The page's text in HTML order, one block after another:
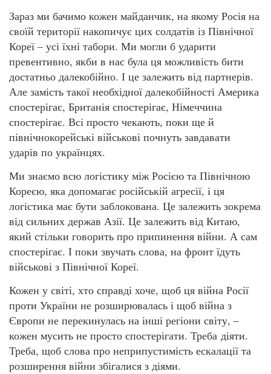
Зараз ми бачимо кожен майданчик, на якому Росія на
своїй території накопичує цих солдатів із Північної
Кореї – усі їхні табори. Ми могли б ударити
превентивно, якби в нас була ця можливість бити
достатньо далекобійно. І це залежить від партнерів.
Але замість такої необхідної далекобійності Америка
спостерігає, Британія спостерігає, Німеччина
спостерігає. Всі просто чекають, поки ще й
північнокорейські військові почнуть завдавати
ударів по українцях.
Ми знаємо всю логістику між Росією та Північною
Кореєю, яка допомагає російській агресії, і ця
логістика має бути заблокована. Це залежить зокрема
від сильних держав Азії. Це залежить від Китаю,
який стільки говорить про припинення війни. А сам
спостерігає. І поки звучать слова, на фронт їдуть
військові з Північної Кореї.
Кожен у світі, хто справді хоче, щоб ця війна Росії
проти України не розширювалась і щоб війна з
Європи не перекинулась на інші регіони світу, –
кожен мусить не просто спостерігати. Треба діяти.
Треба, щоб слова про неприпустимість ескалації та
розширення війни збігалися з діями.